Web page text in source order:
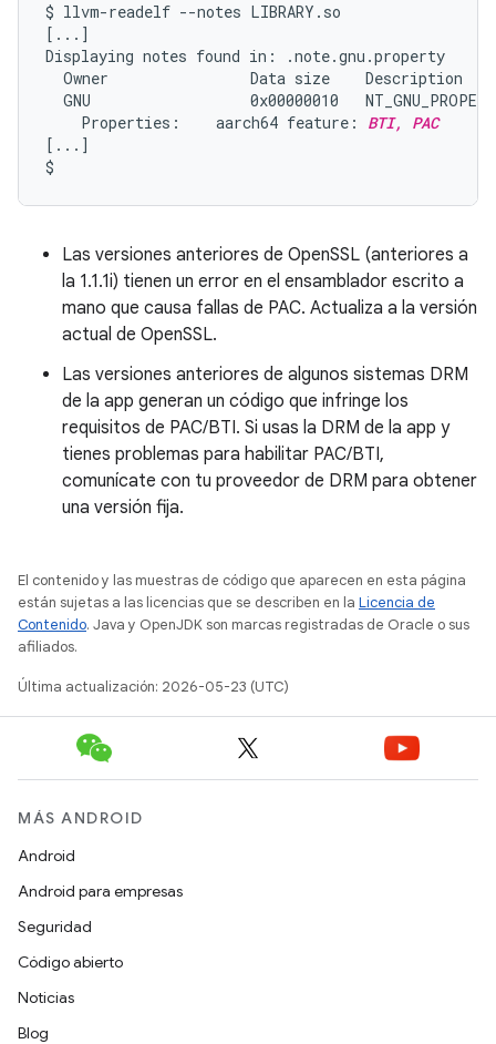
$ llvm-readelf --notes LIBRARY.so
[...]
Displaying notes found in: .note.gnu.property
  Owner                Data size    Description
GNU                  0x00000010
    Properties:    aarch64 feature:
BTI, PAC
[...]
Las versiones anteriores de OpenSSL (anteriores a
la 1.1.1i) tienen un error en el ensamblador escrito a
mano que causa fallas de PAC. Actualiza a la versión
actual de OpenSSL.
Las versiones anteriores de algunos sistemas DRM
de la app generan un código que infringe los
requisitos de PAC/BTI. Si usas la DRM de la app y
tienes problemas para habilitar PAC/BTI,
comunícate con tu proveedor de DRM para obtener
una versión fija.
El contenido y las muestras de código que aparecen en esta página
están sujetas a las licencias que se describen en la Licencia de
Contenido. Java y OpenJDK son marcas registradas de Oracle o sus
afiliados.
Última actualización: 2026-05-23 (UTC)
MÁS ANDROID
Android
Android para empresas
Seguridad
Código abierto
Noticias
Blog